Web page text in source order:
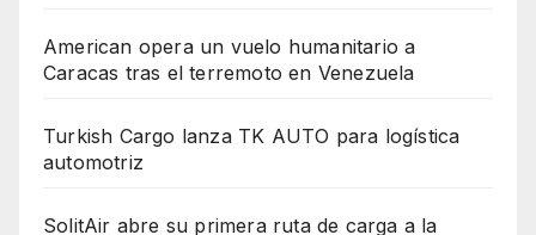
American opera un vuelo humanitario a
Caracas tras el terremoto en Venezuela
Turkish Cargo lanza TK AUTO para logística
automotriz
SolitAir abre su primera ruta de carga a la